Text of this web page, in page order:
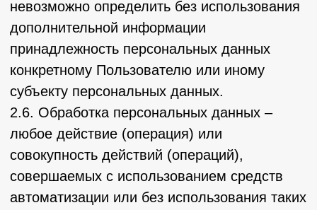
и (или) осуществляющие обработку
персональных данных, а также
определяющие цели обработки
персональных данных, состав
персональных данных, подлежащих
обработке, действия (операции),
совершаемые с персональными данными.
2.8. Персональные данные – любая
информация, относящаяся прямо или
косвенно к определенному или
определяемому Пользователю веб-сайта
https://kergenez.tilda.ws/.
2.9. Персональные данные, разрешенные